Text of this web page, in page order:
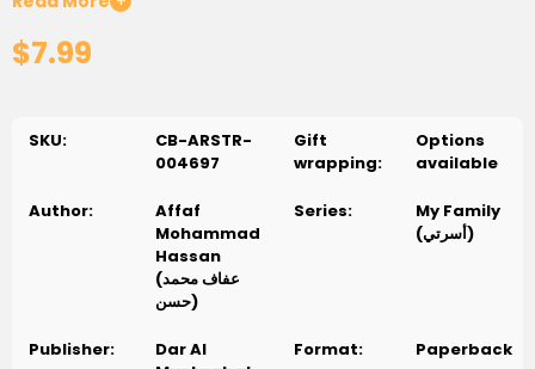
النصوص مكتوبة باللغة العربية والإنجليزية جنبًا إلى جنب، مما يساعد
الأطفال على تعلم المفردات في كلا اللغتين بطريقة ممتعة وسهلة. الكتاب
tribute to dads everywhere. Told from a child’s perspective,
the story celebrates the many roles a father plays—
caregiver, worker, playmate, and emotional supporter—
highlighting love, appreciation, and everyday family life.
Presented in both Arabic and English side by side, this book
$7.99
SKU:
CB-ARSTR-
004697
Gift
wrapping:
Options
available
Author:
Affaf
Mohammad
Hassan
(عفاف محمد
حسن)
Series:
My Family
(أسرتي)
Publisher:
Dar Al
Format: Paperback